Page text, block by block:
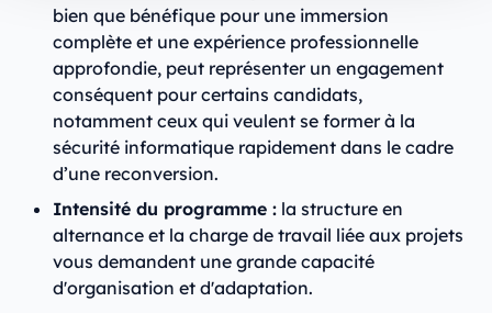
bien que bénéfique pour une immersion
complète et une expérience professionnelle
approfondie, peut représenter un engagement
conséquent pour certains candidats,
notamment ceux qui veulent se former à la
sécurité informatique rapidement dans le cadre
d’une reconversion.
Intensité du programme : la structure en
alternance et la charge de travail liée aux projets
vous demandent une grande capacité
d'organisation et d'adaptation.